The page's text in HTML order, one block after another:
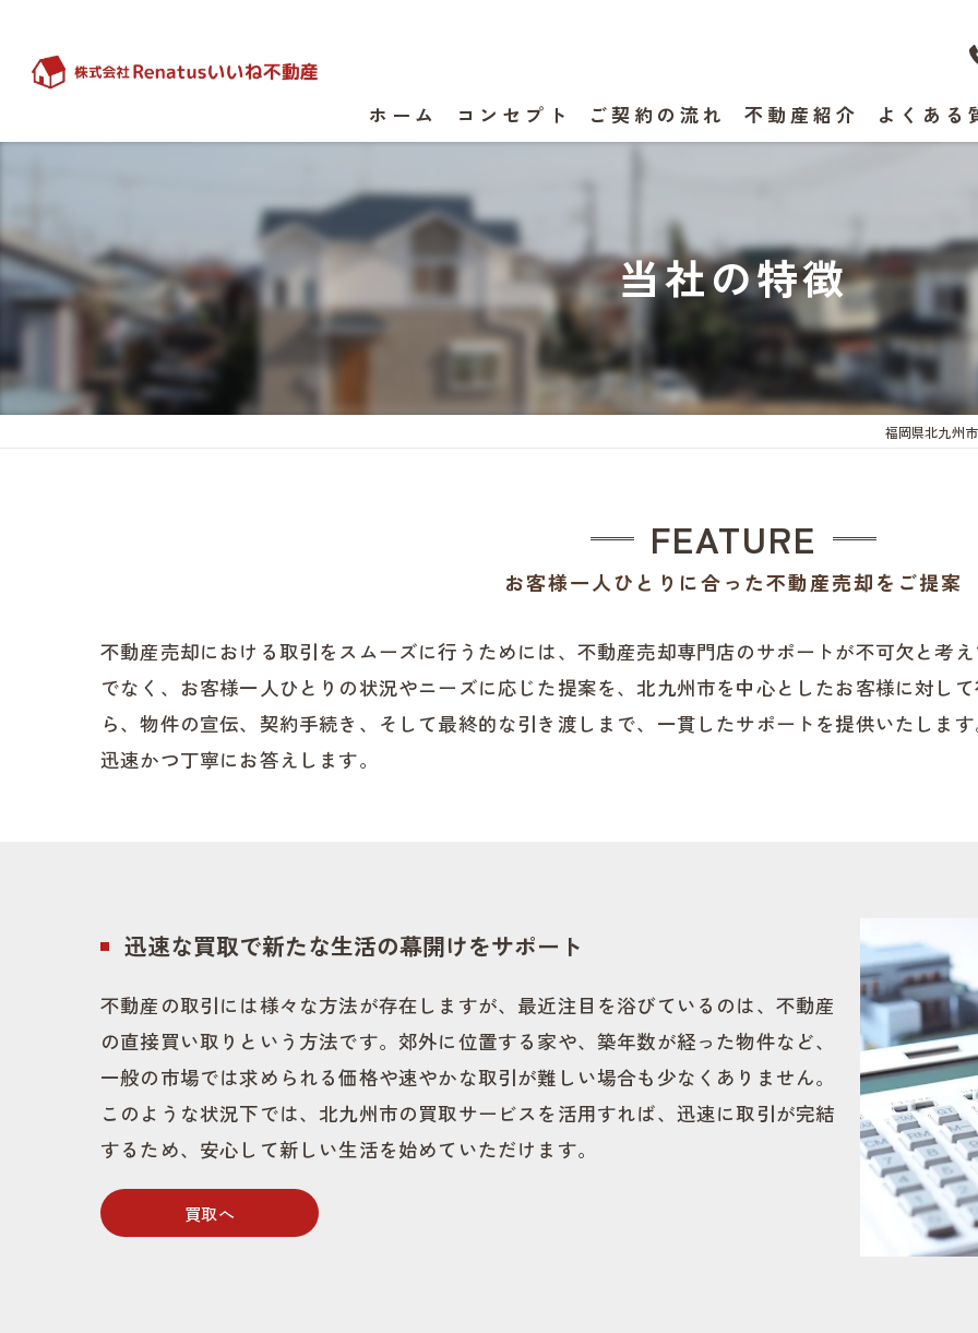
ホーム コンセプト
代表あいさつ
ご契約の流れ 不動産紹介 よくある
当社の特徴
福岡県北九州
お客様一人ひとりに合った不動産売却をご提案
FEATURE
不動産売却における取引をスムーズに行うためには、不動産売却専門店のサポートが不可欠と考
でなく、お客様一人ひとりの状況やニーズに応じた提案を、北九州市を中心としたお客様に対し
ら、物件の宣伝、契約手続き、そして最終的な引き渡しまで、一貫したサポートを提供いたしま
迅速かつ丁寧にお答えします。
迅速な買取で新たな生活の幕開けをサポート
不動産の取引には様々な方法が存在しますが、最近注目を浴びているのは、不動産
の直接買い取りという方法です。郊外に位置する家や、築年数が経った物件など、
一般の市場では求められる価格や速やかな取引が難しい場合も少なくありません。
このような状況下では、北九州市の買取サービスを活用すれば、迅速に取引が完結
するため、安心して新しい生活を始めていただけます。
買取へ